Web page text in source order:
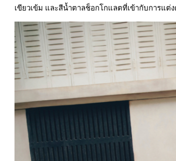
เขียวเข้ม และสีน้ำตาลช็อกโกแลตที่เข้ากับการแต่